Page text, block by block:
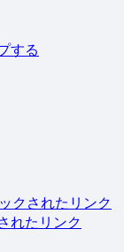
する
クされたリンク
れたリンク